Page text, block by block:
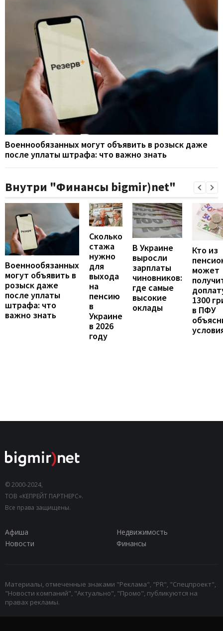
Военнообязанных могут объявить в розыск даже
после уплаты штрафа: что важно знать
Внутри "Финансы bigmir)net"
Военнообязанных
могут объявить в
розыск даже
после уплаты
штрафа: что
важно знать
Сколько
стажа
нужно
для
выхода
на
пенсию
в
Украине
в 2026
году
В Украине
выросли
зарплаты
чиновников:
где самые
высокие
оклады
Кто из
может
1300
в ПФУ
© 2000-2024,
ТОВ «КЕПРЕЙТ ПАРТНЕРС».
Все права защищены.
Афиша
Недвижимость
Новости
Финансы
Материалы, отмеченные знаками "Реклама", "PR", "Спецпроект",
"Новости компаний", "Актуально", "Промо", публикуются на
правах рекламы.